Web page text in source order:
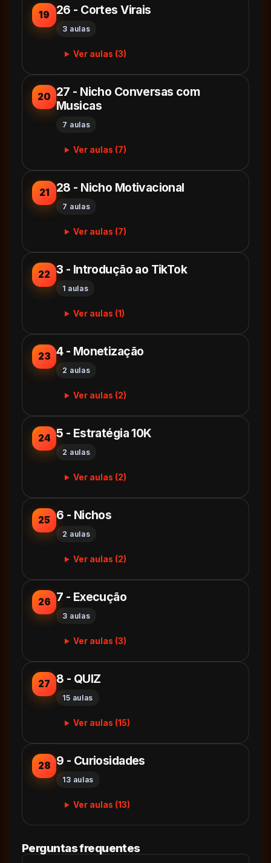
19 26 - Cortes Virais
3 aulas
Ver aulas (3)
20 27 - Nicho Conversas com
Musicas
7 aulas
Ver aulas (7)
21 28 - Nicho Motivacional
7 aulas
Ver aulas (7)
22 3 - Introdução ao TikTok
1 aulas
Ver aulas (1)
23 4 - Monetização
2 aulas
Ver aulas (2)
24 5 - Estratégia 10K
2 aulas
Ver aulas (2)
25 6 - Nichos
2 aulas
Ver aulas (2)
26 7 - Execução
3 aulas
Ver aulas (3)
27 8 - QUIZ
15 aulas
Ver aulas (15)
28 9 - Curiosidades
13 aulas
Ver aulas (13)
Perguntas frequentes